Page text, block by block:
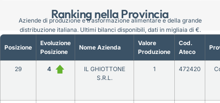
Ranking nella Provincia
Posizione
Evoluzione
Posizione
Nome Azienda
Valore
Produzione
Cod.
Ateco
29 4
IL GHIOTTONE
S.R.L.
1 472420
Aziende di produzione e trasformazione alimentare e della grande
distribuzione italiana. Ultimi bilanci disponibili, dati in migliaia di €.